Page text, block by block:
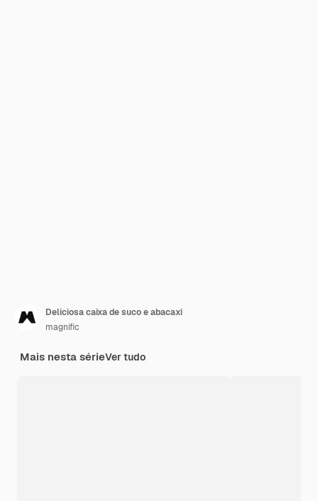
Deliciosa caixa de suco e abacaxi
magnific
Mais nesta sérieVer tudo